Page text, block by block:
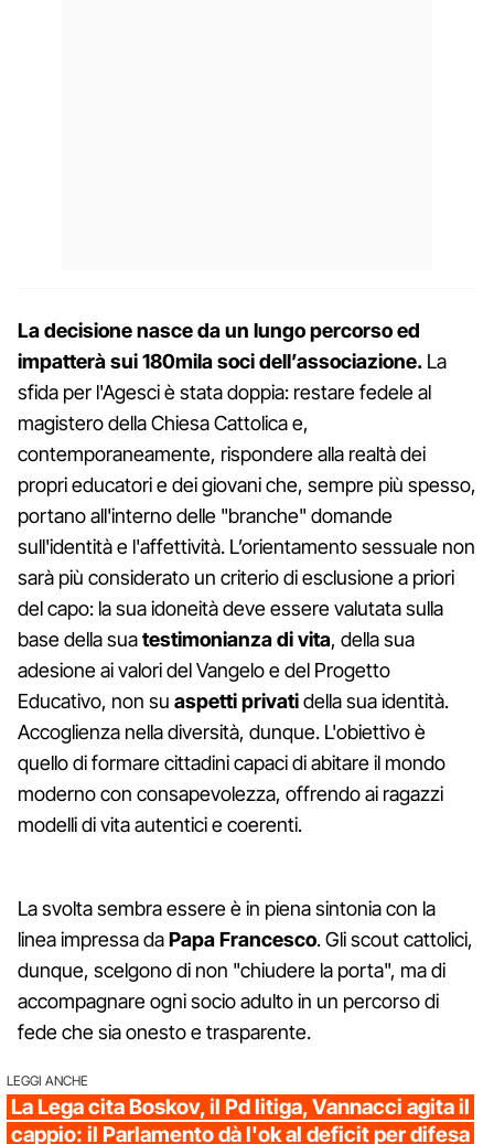
La decisione nasce da un lungo percorso ed
impatterà sui 180mila soci dell’associazione. La
sfida per l'Agesci è stata doppia: restare fedele al
magistero della Chiesa Cattolica e,
contemporaneamente, rispondere alla realtà dei
propri educatori e dei giovani che, sempre più spesso,
portano all'interno delle "branche" domande
sull'identità e l'affettività. L’orientamento sessuale non
sarà più considerato un criterio di esclusione a priori
del capo: la sua idoneità deve essere valutata sulla
base della suatestimonianzadivita, della sua
adesione ai valori del Vangelo e del Progetto
Educativo, non su aspetti privatidella sua identità.
Accoglienza nella diversità, dunque. L'obiettivo è
quello di formare cittadini capaci di abitare il mondo
moderno con consapevolezza, offrendo ai ragazzi
modelli di vita autentici e coerenti.
La svolta sembra essere è in piena sintonia con la
linea impressa daPapaFrancesco. Gli scout cattolici,
dunque, scelgono di non "chiudere la porta", ma di
accompagnare ogni socio adulto in un percorso di
fede che sia onesto e trasparente.
LEGGI ANCHE
La Lega cita Boskov, il Pd litiga, Vannacci agita il
cappio: il Parlamento dà l'ok al deficit per difesa